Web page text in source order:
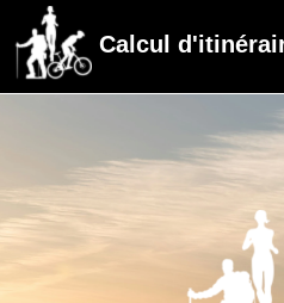
Calcul